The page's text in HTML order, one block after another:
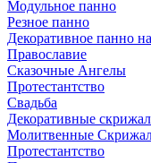
Модульное панно
Резное панно
Декоративное панно
Православие
Сказочные Ангелы
Протестантство
Свадьба
Декоративные
Молитвенные
Протестантство